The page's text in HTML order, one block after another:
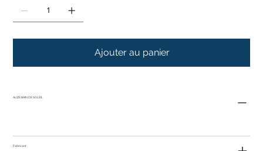
Ajouter au panier
ALIZÉ BAIN DE SOLEIL
Fabricant